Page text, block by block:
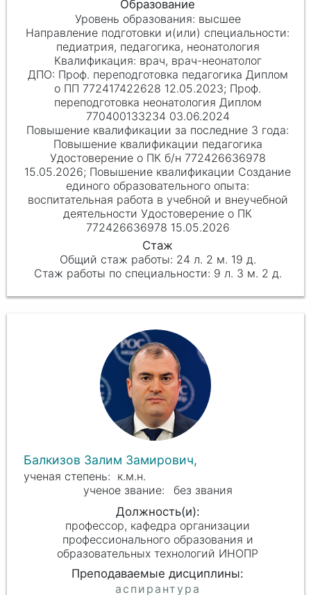
высшее
педиатрия, педагогика, неонатология
врач, врач-неонатолог
Проф. переподготовка педагогика Диплом
о ПП 772417422628 12.05.2023; Проф.
переподготовка неонатология Диплом
770400133234 03.06.2024
Повышение квалификации педагогика
Удостоверение о ПК б/н 772426636978
15.05.2026; Повышение квалификации Создание
единого образовательного опыта:
воспитательная работа в учебной и внеучебной
деятельности Удостоверение о ПК
772426636978 15.05.2026
24 л. 2 м. 19 д.
9 л. 3 м. 2 д.
Балкизов Залим Замирович,
к.м.н.
без звания
профессор, кафедра организации
профессионального образования и
образовательных технологий ИНОПР